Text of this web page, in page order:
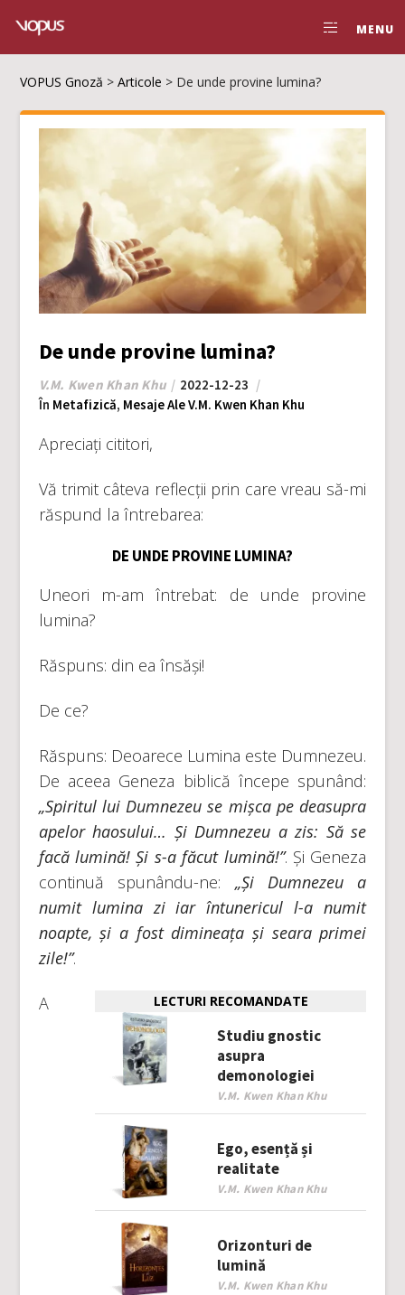
MENU
VOPUS Gnoză >Articole > De unde provine lumina?
De unde provine lumina?
V.M. Kwen Khan Khu
2022-12-23
În Metafizică, Mesaje Ale V.M. Kwen Khan Khu
Apreciați cititori,
Vă trimit câteva reflecții prin care vreau să-mi
răspund la întrebarea:
DE UNDE PROVINE LUMINA?
Uneori m-am întrebat: de unde provine
lumina?
Răspuns: din ea însăși!
De ce?
Răspuns: Deoarece Lumina este Dumnezeu.
De aceea Geneza biblică începe spunând:
„Spiritul lui Dumnezeu se mișca pe deasupra
apelor haosului… Și Dumnezeu a zis: Să se
facă lumină! Și s-a făcut lumină!”. Și Geneza
continuă spunându-ne: „Și Dumnezeu a
numit lumina zi iar întunericul l-a numit
noapte, și a fost dimineața și seara primei
zile!”.
LECTURI RECOMANDATE
Studiu gnostic
asupra
demonologiei
V.M. Kwen Khan Khu
Ego, esență și
realitate
V.M. Kwen Khan Khu
Orizonturi de
lumină
V.M. Kwen Khan Khu
A